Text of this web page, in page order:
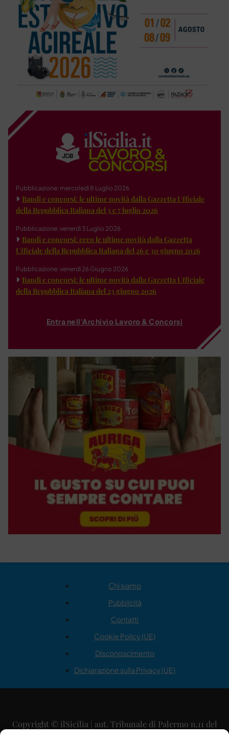
Pubblicazione: mercoledì 8 Luglio 2026
Bandi e concorsi: le ultime novità dalla Gazzetta Ufficiale
della Repubblica Italiana del 3 e 7 luglio 2026
Pubblicazione: venerdì 3 Luglio 2026
Bandi e concorsi: ecco le ultime novità dalla Gazzetta
Ufficiale della Repubblica Italiana del 26 e 30 giugno 2026
Pubblicazione: venerdì 26 Giugno 2026
Bandi e concorsi: le ultime novità dalla Gazzetta Ufficiale
della Repubblica Italiana del 23 giugno 2026
Entra nell'Archivio Lavoro & Concorsi
Chi siamo
Pubblicità
Contatti
Cookie Policy (UE)
Disconoscimento
Dichiarazione sulla Privacy (UE)
Copyright © ilSicilia | aut. Tribunale di Palermo n.11 del